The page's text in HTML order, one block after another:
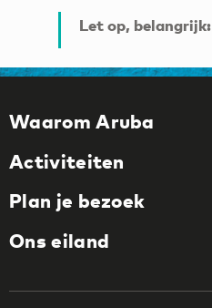
Let op, belangrijk:
Waarom Aruba
Activiteiten
Plan je bezoek
Ons eiland